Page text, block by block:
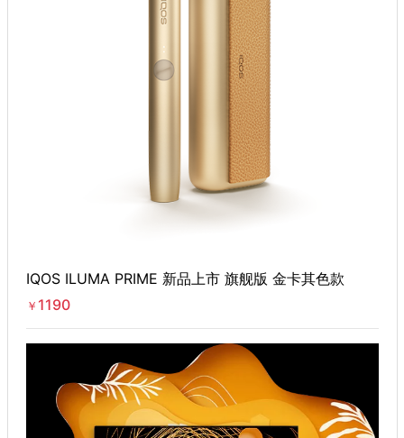
IQOS ILUMA PRIME 新品上市 旗舰版 金卡其色款
￥ 1190